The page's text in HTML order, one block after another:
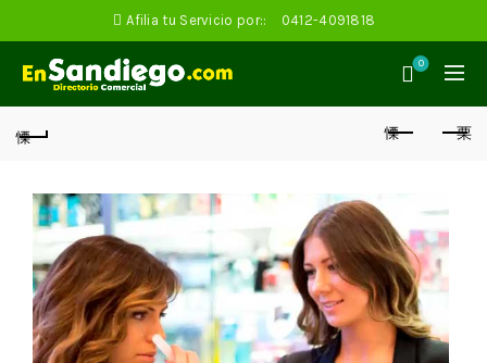
Afilia tu Servicio por:: 0412-4091818
0